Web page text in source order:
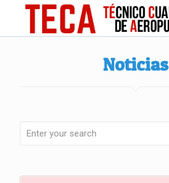
Noticias